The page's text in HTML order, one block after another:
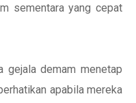
sementara yang cepat
gejala demam menetap
apabila mereka